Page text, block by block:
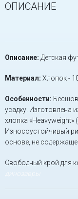
ОПИСАНИЕ
Описание: Детская
Материал: Хлопок -
Особенности:
усадку. Изготовлена
хлопка
Износоустойчивый
основе, не
Свободный крой для
динозавры